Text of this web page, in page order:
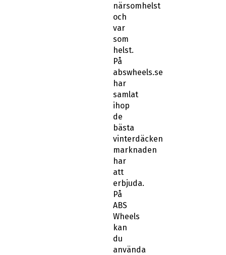
närsomhelst
och
var
som
helst.
På
abswheels.se
har
samlat
ihop
de
bästa
vinterdäcken
marknaden
har
att
erbjuda.
På
ABS
Wheels
kan
du
använda